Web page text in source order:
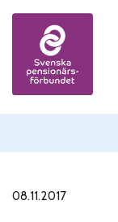
Skip to content
08.11.2017